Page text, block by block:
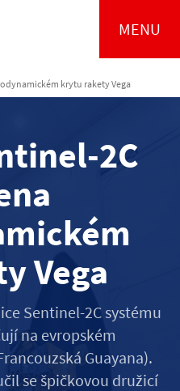
MENU
krytu rakety Vega
2C
Vega
Sentinel-2C systému
na evropském
Guayana).
se špičkovou družicí